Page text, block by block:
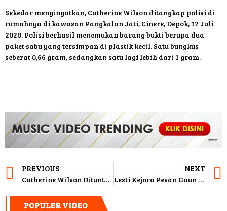
Sekedar mengingatkan, Catherine Wilson ditangkap polisi di
rumahnya di kawasan Pangkalan Jati, Cinere, Depok, 17 Juli
2020. Polisi berhasil menemukan barang bukti berupa dua
paket sabu yang tersimpan di plastik kecil. Satu bungkus
seberat 0,66 gram, sedangkan satu lagi lebih dari 1 gram.
PREVIOUS
Catherine Wilson Dituntut 8 Bulan Rehabilitasi
NEXT
Lesti Kejora Pesan Gaun Pengantin ke Ivan Gunawan Dengan Harga Fantastik
POPULER VIDEO